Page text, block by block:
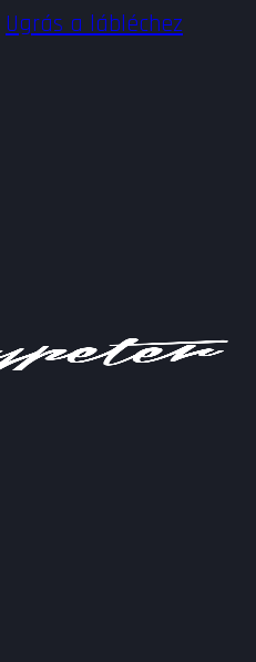
Ugrás a lábléchez